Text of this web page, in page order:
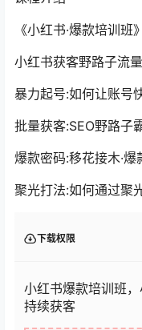
《小红书·爆款培训班》
小红书获客野路子流
暴力起号:如何让账号
批量获客:SEO野路子
爆款密码:移花接木·
聚光打法:如何通过聚
下载权限
小红书爆款培训班
持续获客